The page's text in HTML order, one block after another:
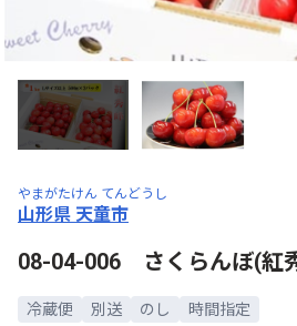
やまがたけん てんどうし
山形県 天童市
08-04-006 さくらんぼ(紅
冷蔵便 別送 のし 時間指定